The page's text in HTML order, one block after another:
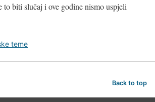
to biti slučaj i ove godine nismo uspjeli
teme
Back to top